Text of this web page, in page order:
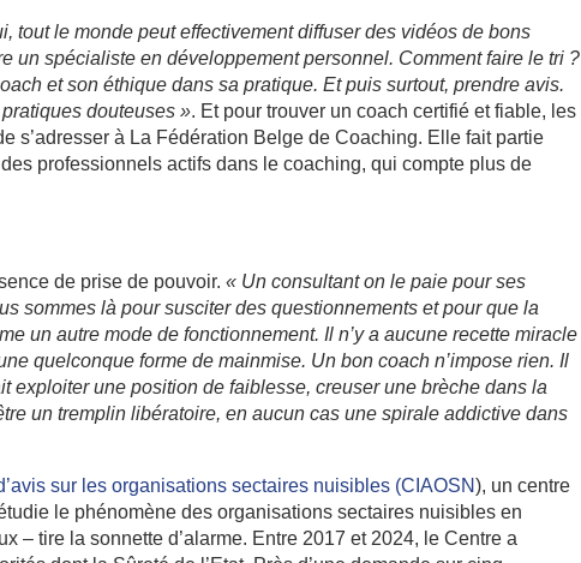
tout le monde peut effectivement diffuser des vidéos de bons
un spécialiste en développement personnel. Comment faire le tri ?
et son éthique dans sa pratique. Et puis surtout, prendre avis.
douteuses ». Et pour trouver un coach certifié et fiable, les
s’adresser à La Fédération Belge de Coaching. Elle fait partie
professionnels actifs dans le coaching, qui compte plus de
de prise de pouvoir.« Un consultant on le paie pour ses
sommes là pour susciter des questionnements et pour que la
un autre mode de fonctionnement. Il n’y a aucune recette miracle
quelconque forme de mainmise. Un bon coach n’impose rien. Il
exploiter une position de faiblesse, creuser une brèche dans la
un tremplin libératoire, en aucun cas une spirale addictive dans
sur les organisations sectaires nuisibles (CIAOSN), un centre
le phénomène des organisations sectaires nuisibles en
– tire la sonnette d’alarme. Entre 2017 et 2024, le Centre a